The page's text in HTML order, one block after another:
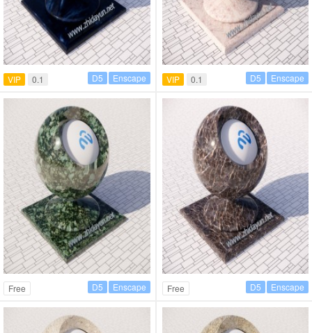
VIP 0.1 Enscape
D5 VIP 0.1 Enscape
D5
Free Enscape
D5 Free Enscape
D5